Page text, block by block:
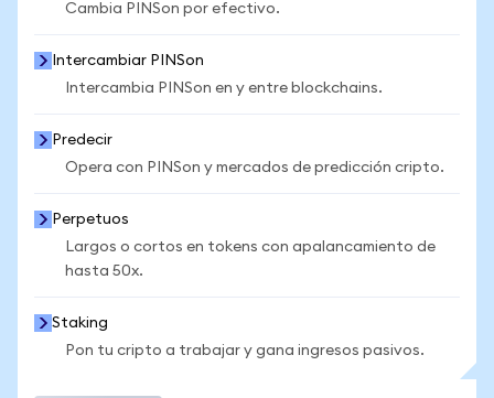
Cambia PINSon por efectivo.
Intercambiar PINSon
Intercambia PINSon en y entre blockchains.
Predecir
Opera con PINSon y mercados de predicción cripto.
Perpetuos
Largos o cortos en tokens con apalancamiento de
hasta 50x.
Staking
Pon tu cripto a trabajar y gana ingresos pasivos.